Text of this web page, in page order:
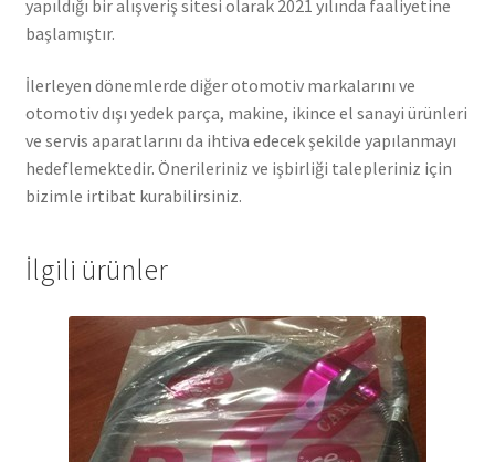
yapıldığı bir alışveriş sitesi olarak 2021 yılında faaliyetine
başlamıştır.
İlerleyen dönemlerde diğer otomotiv markalarını ve
otomotiv dışı yedek parça, makine, ikince el sanayi ürünleri
ve servis aparatlarını da ihtiva edecek şekilde yapılanmayı
hedeflemektedir. Önerileriniz ve işbirliği talepleriniz için
bizimle irtibat kurabilirsiniz.
İlgili ürünler